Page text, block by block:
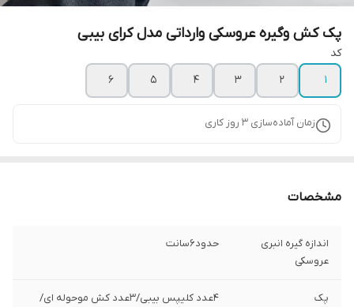
پک کش وگیره عروسکی وارداتی مدل کرای بیبی
کد
۱
۲ ۳ ۴ ۵ ۶
زمان آماده‌سازی 3 روز کاری
مشخصات
اندازه گیره انبری
عروسکی
حدود۶سانت
پک
۴عدد کلیپس بیبی/۳عدد کش موحوله ای/